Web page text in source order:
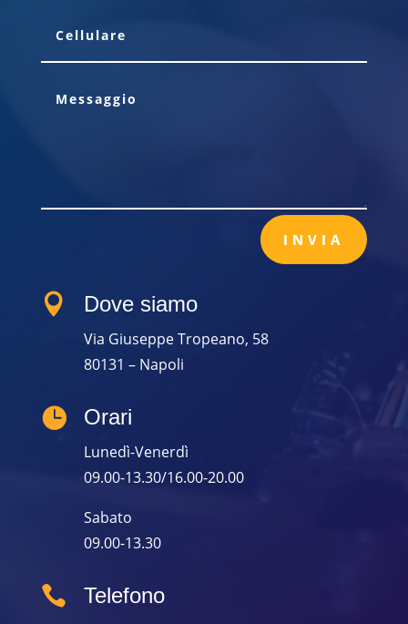
INVIA
 Dove siamo
Via Giuseppe Tropeano, 58
80131 – Napoli
 Orari
Lunedì-Venerdì
09.00-13.30/16.00-20.00
Sabato
09.00-13.30
 Telefono